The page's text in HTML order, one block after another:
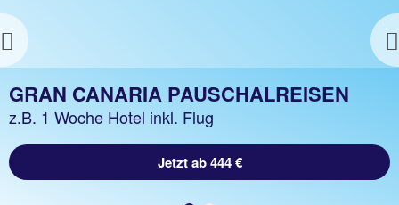
Previous
GRAN CANARIA PAUSCHALREISEN
z.B. 1 Woche Hotel inkl. Flug
Jetzt ab 444 €